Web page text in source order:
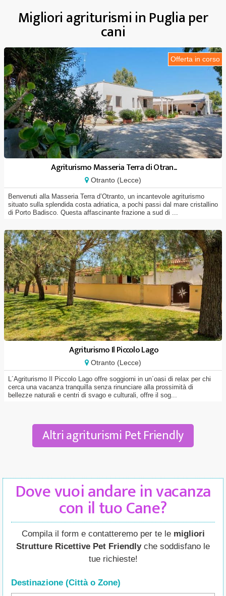
Migliori agriturismi in Puglia per
cani
Offerta in corso
Agriturismo Masseria Terra di Otran...
Otranto (Lecce)
Benvenuti alla Masseria Terra d’Otranto, un incantevole agriturismo
situato sulla splendida costa adriatica, a pochi passi dal mare cristallino
di Porto Badisco. Questa affascinante frazione a sud di ...
Agriturismo Il Piccolo Lago
Otranto (Lecce)
L´Agriturismo Il Piccolo Lago offre soggiorni in un´oasi di relax per chi
cerca una vacanza tranquilla senza rinunciare alla prossimità di
bellezze naturali e centri di svago e culturali, offre il sog...
Altri agriturismi Pet Friendly
Dove vuoi andare in vacanza
con il tuo Cane?
Compila il form e contatteremo per te le migliori
Strutture Ricettive Pet Friendlyche soddisfano le
tue richieste!
Destinazione (Città o Zone)